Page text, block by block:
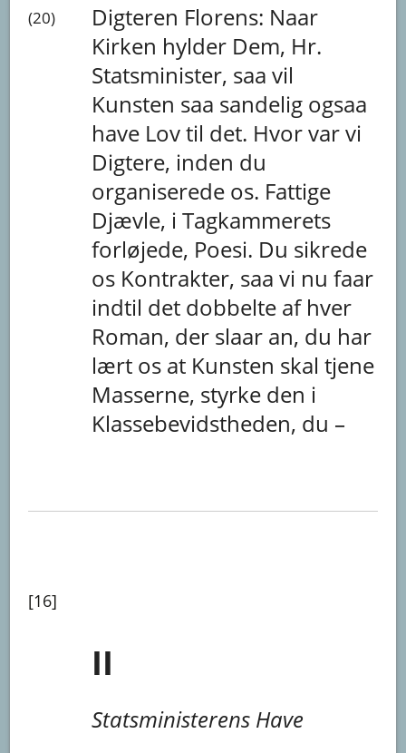
(20) Digteren Florens: Naar
Kirken hylder Dem, Hr.
Statsminister, saavil
Kunsten saa sandelig ogsaa
have Lovtil det. Hvorvarvi
Digtere, inden du
organiserede os. Fattige
Djævle, iTagkammerets
forløjede, Poesi. Du sikrede
os Kontrakter, saavi nufaar
indtil det dobbelte af hver
Roman, der slaar an, du har
lært os at Kunsten skaltjene
Masserne, styrke den i
Klassebevidstheden, du –
[16]
II
Statsministerens Have